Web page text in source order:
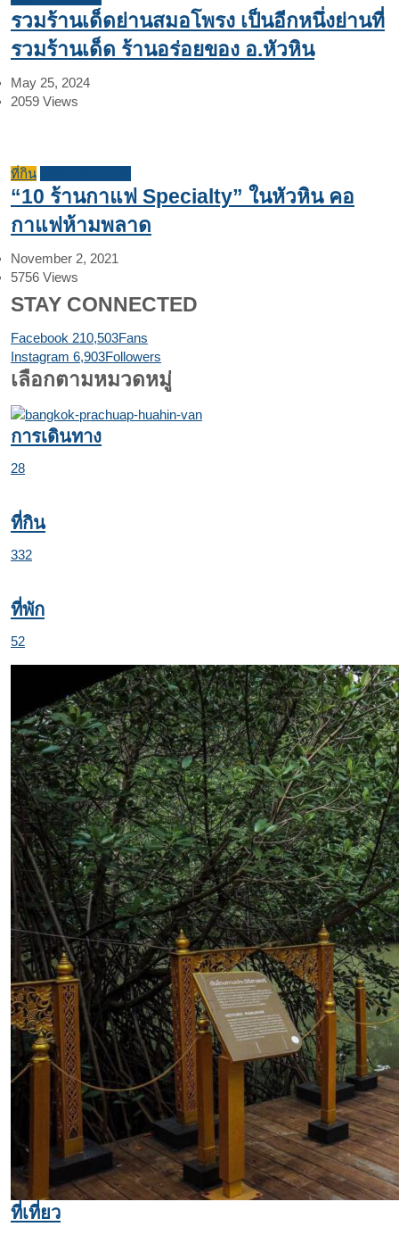
รวมร้านเด็ดย่านสมอโพรง เป็นอีกหนึ่งย่านที่
รวมร้านเด็ด ร้านอร่อยของ อ.หัวหิน
May 25, 2024
2059 Views
ที่กิน
“10 ร้านกาแฟ Specialty” ในหัวหิน คอ
กาแฟห้ามพลาด
November 2, 2021
5756 Views
STAY CONNECTED
Facebook 210,503Fans
Instagram 6,903Followers
เลือกตามหมวดหมู่
การเดินทาง
28
ที่กิน
332
ที่พัก
52
ที่เที่ยว